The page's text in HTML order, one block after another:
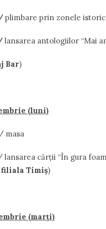
plimbare prin zonele
lansarea antologiilor “Mai
Bar)
(luni)
/ masa
lansarea cărţii “În gura
filiala Timiş)
(marţi)